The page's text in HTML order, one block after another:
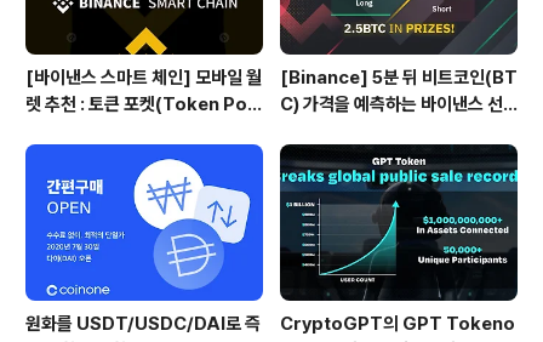
[바이낸스 스마트 체인] 모바일 월
렛 추천 : 토큰 포켓(Token Poc
[Binance] 5분 뒤 비트코인(BT
C) 가격을 예측하는 바이낸스 선
원화를 USDT/USDC/DAI로 즉
CryptoGPT의 GPT Tokeno